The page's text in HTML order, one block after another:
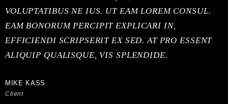
VOLUPTATIBUS NE IUS. UT EAM LOREM CONSUL.
EAM BONORUM PERCIPIT EXPLICARI IN,
EFFICIENDI SCRIPSERIT EX SED. AT PRO ESSENT
ALIQUIP QUALISQUE, VIS SPLENDIDE.
MIKE KASS
Client